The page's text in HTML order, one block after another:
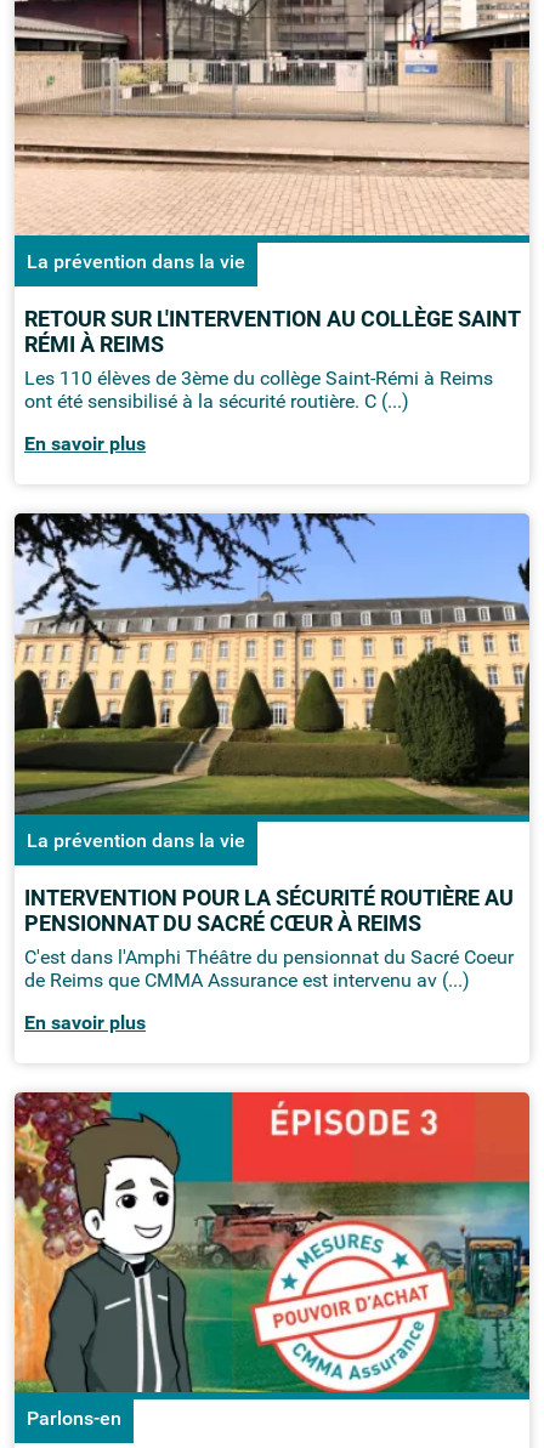
La prévention dans la vie
RETOUR SUR L'INTERVENTION AU COLLÈGE SAINT
RÉMI À REIMS
Les 110 élèves de 3ème du collège Saint-Rémi à Reims
ont été sensibilisé à la sécurité routière. C (...)
En savoir plus
La prévention dans la vie
INTERVENTION POUR LA SÉCURITÉ ROUTIÈRE AU
PENSIONNAT DU SACRÉ CŒUR À REIMS
C'est dans l'Amphi Théâtre du pensionnat du Sacré Coeur
de Reims que CMMA Assurance est intervenu av (...)
En savoir plus
Parlons-en